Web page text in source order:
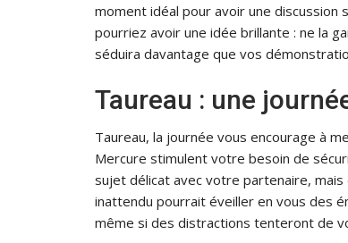
moment idéal pour avoir une discussion
pourriez avoir une idée brillante : ne la
séduira davantage que vos
Taureau : une
Taureau, la journée vous encourage à
Mercure stimulent votre besoin de
sujet délicat avec votre partenaire, mais
inattendu pourrait éveiller en vous des
même si des distractions tenteront de